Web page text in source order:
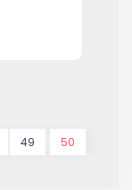
en
- 50)
49
50